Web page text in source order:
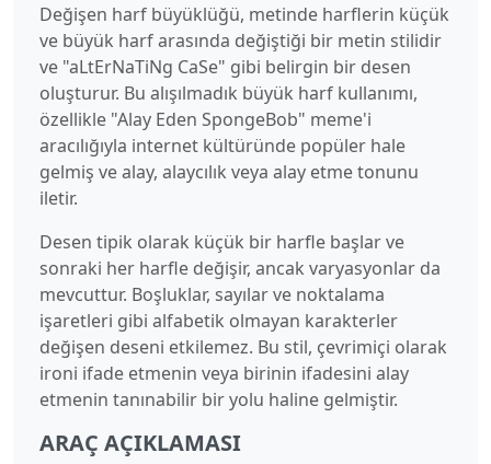
Değişen harf büyüklüğü, metinde harflerin küçük
ve büyük harf arasında değiştiği bir metin stilidir
ve "aLtErNaTiNg CaSe" gibi belirgin bir desen
oluşturur. Bu alışılmadık büyük harf kullanımı,
özellikle "Alay Eden SpongeBob" meme'i
aracılığıyla internet kültüründe popüler hale
gelmiş ve alay, alaycılık veya alay etme tonunu
iletir.
Desen tipik olarak küçük bir harfle başlar ve
sonraki her harfle değişir, ancak varyasyonlar da
mevcuttur. Boşluklar, sayılar ve noktalama
işaretleri gibi alfabetik olmayan karakterler
değişen deseni etkilemez. Bu stil, çevrimiçi olarak
ironi ifade etmenin veya birinin ifadesini alay
etmenin tanınabilir bir yolu haline gelmiştir.
ARAÇ AÇIKLAMASI